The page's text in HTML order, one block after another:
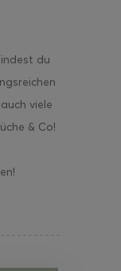
du
viele
& Co!